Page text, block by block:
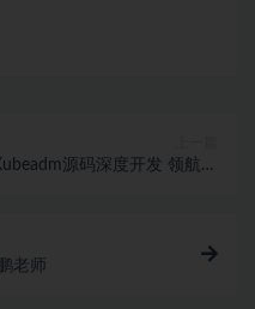
源码深度开发 领航课
老师